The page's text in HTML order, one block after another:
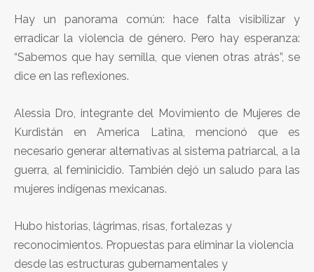
Hay un panorama común: hace falta visibilizar y
erradicar la violencia de género. Pero hay esperanza:
“Sabemos que hay semilla, que vienen otras atrás”, se
dice en las reflexiones.
Alessia Dro, integrante del Movimiento de Mujeres de
Kurdistán en America Latina, mencionó que es
necesario generar alternativas al sistema patriarcal, a la
guerra, al feminicidio. También dejó un saludo para las
mujeres indígenas mexicanas.
Hubo historias, lágrimas, risas, fortalezas y
reconocimientos. Propuestas para eliminar la violencia
desde las estructuras gubernamentales y